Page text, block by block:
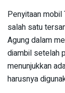
Penyitaan
salah satu
Agung dalam
diambil setelah
menunjukkan
harusnya